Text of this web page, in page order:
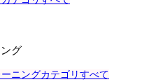
グ
ニングカテゴリすべて